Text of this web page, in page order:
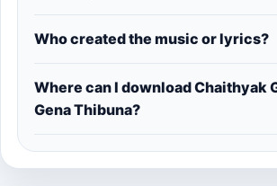
Who created the music or lyrics?
Where can I download Chaithyak
Gena Thibuna?